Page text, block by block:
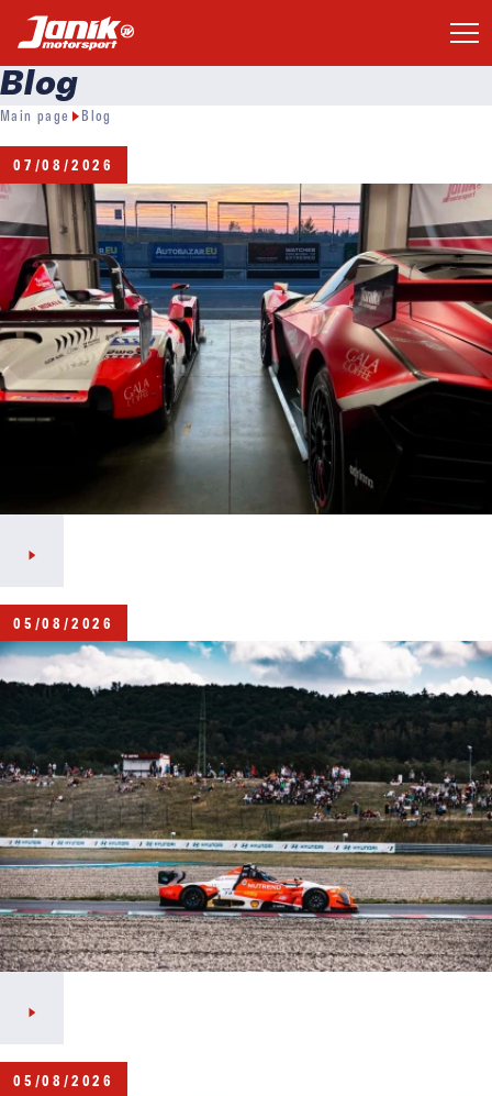
Blog
Main page Blog
07/08/2026
05/08/2026
05/08/2026